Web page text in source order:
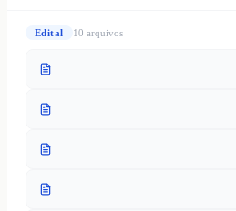
Edital 10 arquivos